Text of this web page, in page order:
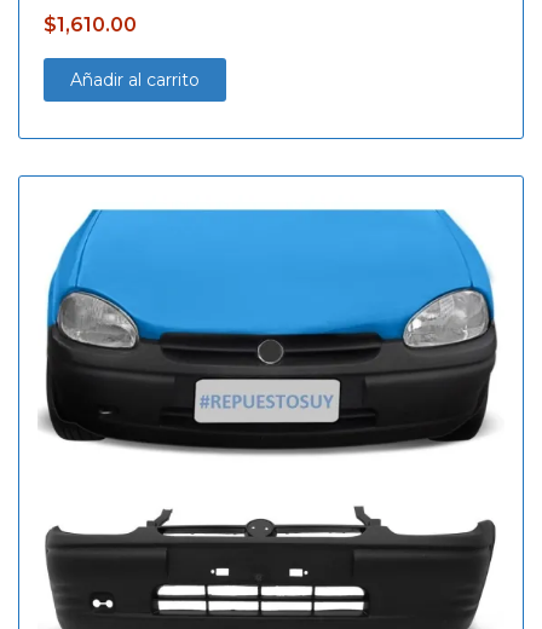
$1,610.00
Añadir al carrito